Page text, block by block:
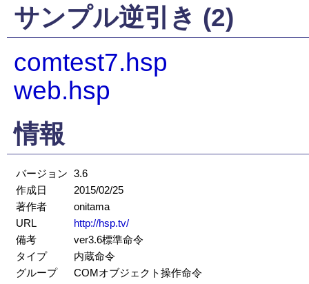
サンプル逆引き (2)
comtest7.hsp
web.hsp
情報
バージョン 3.6
作成日
2015/02/25
著作者
onitama
URL
http://hsp.tv/
備考
ver3.6標準命令
タイプ
内蔵命令
グループ
COMオブジェクト操作命令